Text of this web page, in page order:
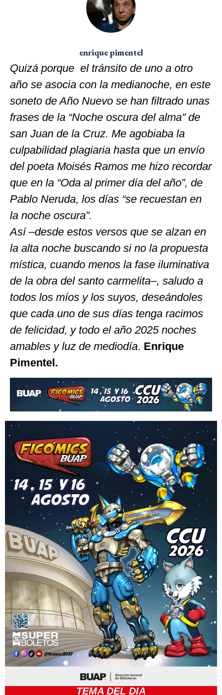
enrique pimentel
Quizá porque el tránsito de uno a otro
año se asocia con la medianoche, en este
soneto de Año Nuevo se han filtrado unas
frases de la “Noche oscura del alma” de
san Juan de la Cruz. Me agobiaba la
culpabilidad plagiaria hasta que un envío
del poeta Moisés Ramos me hizo recordar
que en la “Oda al primer día del año”, de
Pablo Neruda, los días “se recuestan en
la noche oscura”.
Así –desde estos versos que se alzan en
la alta noche buscando si no la propuesta
mística, cuando menos la fase iluminativa
de la obra del santo carmelita–, saludo a
todos los míos y los suyos, deseándoles
que cada uno de sus días tenga racimos
de felicidad, y todo el año 2025 noches
amables y luz de mediodía. Enrique
Pimentel.
TEMA DEL DIA